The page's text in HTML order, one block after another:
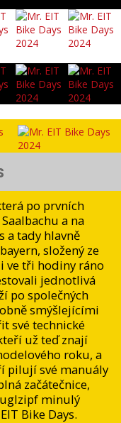
po prvních
a na
a tady hlavně
složený ze
ve tři hodiny ráno
jednotlivá
po společných
smýšlejícími
své technické
už teď znají
roku, a
pilují své manuály
začátečnice,
minulý
Bike Days.